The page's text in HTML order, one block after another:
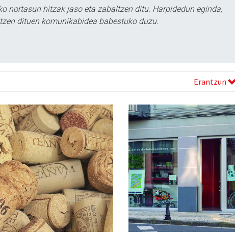
nortasun hitzak jaso eta zabaltzen ditu. Harpidedun eginda,
dituen komunikabidea babestuko duzu.
Erantzun